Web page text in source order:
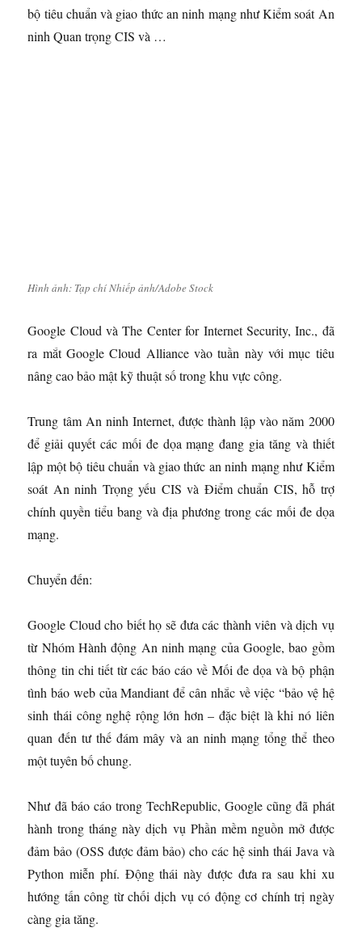
bộ tiêu chuẩn và giao thức an ninh mạng như Kiểm soát An
ninh Quan trọng CIS và …
Hình ảnh: Tạp chí Nhiếp ảnh/Adobe Stock
Google Cloud và The Center for Internet Security, Inc., đã
ra mắt Google Cloud Alliance vào tuần này với mục tiêu
nâng cao bảo mật kỹ thuật số trong khu vực công.
Trung tâm An ninh Internet, được thành lập vào năm 2000
để giải quyết các mối đe dọa mạng đang gia tăng và thiết
lập một bộ tiêu chuẩn và giao thức an ninh mạng như Kiểm
soát An ninh Trọng yếu CIS và Điểm chuẩn CIS, hỗ trợ
chính quyền tiểu bang và địa phương trong các mối đe dọa
mạng.
Chuyển đến:
Google Cloud cho biết họ sẽ đưa các thành viên và dịch vụ
từ Nhóm Hành động An ninh mạng của Google, bao gồm
thông tin chi tiết từ các báo cáo về Mối đe dọa và bộ phận
tình báo web của Mandiant để cân nhắc về việc “bảo vệ hệ
sinh thái công nghệ rộng lớn hơn – đặc biệt là khi nó liên
quan đến tư thế đám mây và an ninh mạng tổng thể theo
một tuyên bố chung.
Như đã báo cáo trong TechRepublic, Google cũng đã phát
hành trong tháng này dịch vụ Phần mềm nguồn mở được
đảm bảo (OSS được đảm bảo) cho các hệ sinh thái Java và
Python miễn phí. Động thái này được đưa ra sau khi xu
hướng tấn công từ chối dịch vụ có động cơ chính trị ngày
càng gia tăng.